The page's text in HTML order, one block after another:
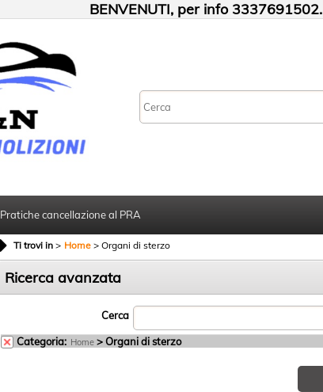
BENVENUTI, per info 3337691502.
Pratiche cancellazione al PRA
Ti trovi in Home Organi di sterzo
Ricerca avanzata
Cerca
Categoria: Home > Organi di sterzo